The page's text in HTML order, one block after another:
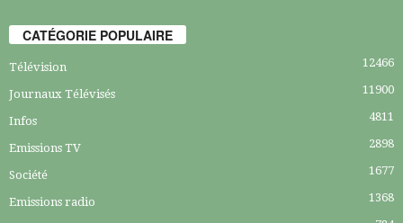
CATÉGORIE POPULAIRE
Télévision 12466
Journaux Télévisés 11900
Infos 4811
Emissions TV 2898
Société 1677
Emissions radio 1368